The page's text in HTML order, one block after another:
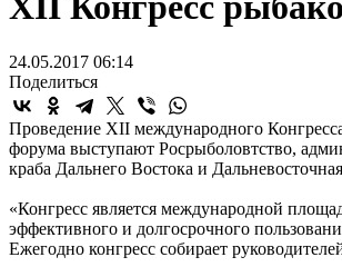
24.05.2017 06:14
Поделиться
Проведение XII международного
форума выступают Росрыболовтство,
краба Дальнего Востока и
«Конгресс является международной
эффективного и долгосрочного
Ежегодно конгресс собирает